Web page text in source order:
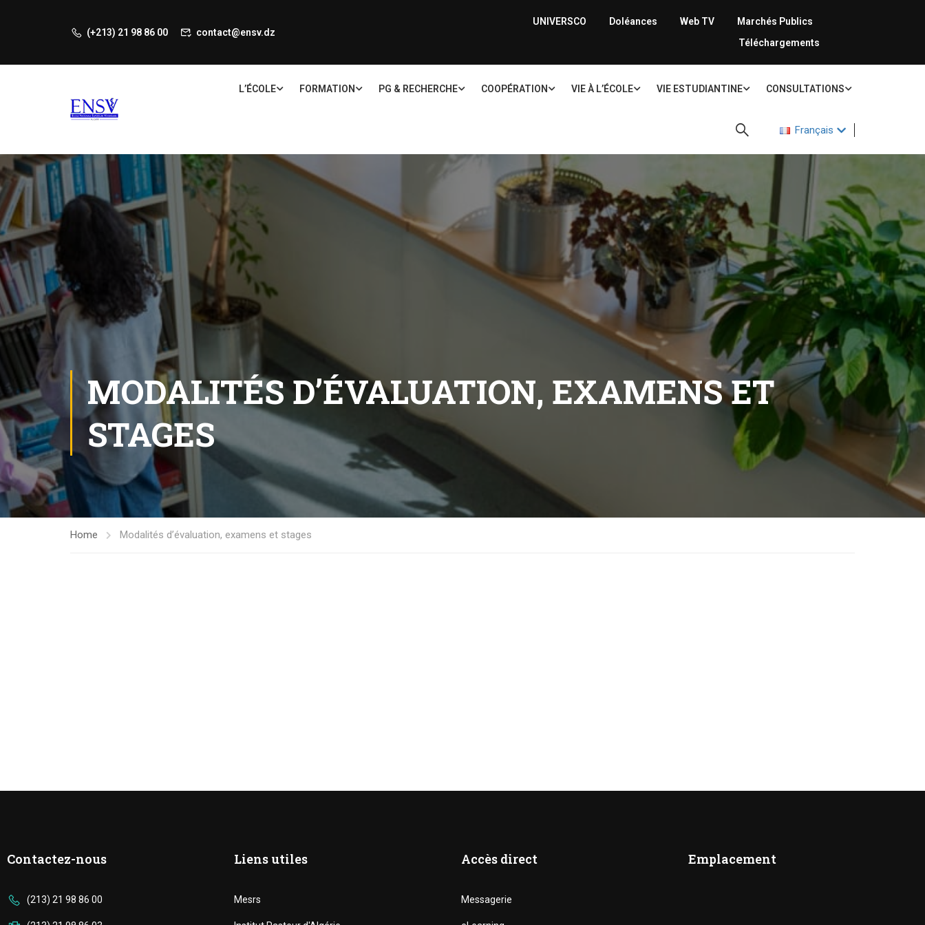
(+213) 21 98 86 00 contact@ensv.dz
UNIVERSCO Doléances Web TV
Marchés Publics
Téléchargements
L’ÉCOLE FORMATION PG & RECHERCHE COOPÉRATION VIE À L’ÉCOLE VIE ESTUDIANTINE CONSULTATIONS
Français
MODALITÉS D’ÉVALUATION, EXAMENS ET
STAGES
Home Modalités d’évaluation, examens et stages
Contactez-nous
(213) 21 98 86 00
Liens utiles
Mesrs
Accès direct
Messagerie
Emplacement